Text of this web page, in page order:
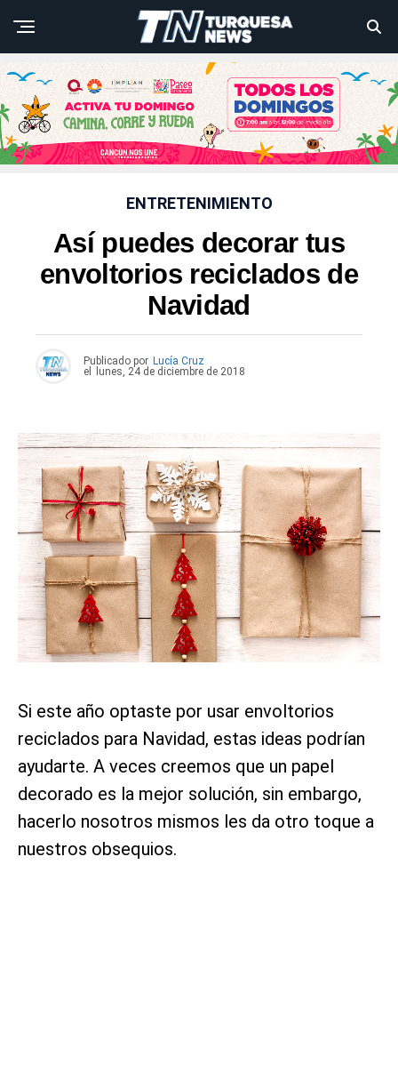
ENTRETENIMIENTO
Así puedes decorar tus
envoltorios reciclados de
Navidad
Publicado por Lucía Cruz
el
lunes, 24 de diciembre de 2018
Si este año optaste por usar envoltorios
reciclados para Navidad, estas ideas podrían
ayudarte. A veces creemos que un papel
decorado es la mejor solución, sin embargo,
hacerlo nosotros mismos les da otro toque a
nuestros obsequios.